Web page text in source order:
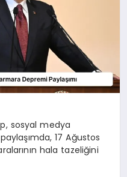
sosyal medya
17 Ağustos
hala tazeliğini